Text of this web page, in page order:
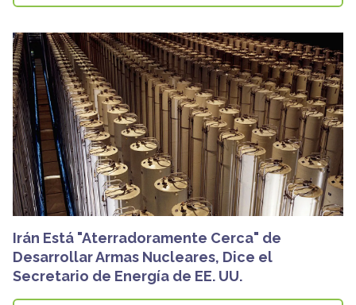
Irán Está "Aterradoramente Cerca" de
Desarrollar Armas Nucleares, Dice el
Secretario de Energía de EE. UU.